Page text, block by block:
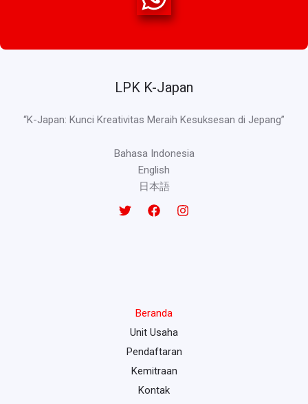
LPK K-Japan
“K-Japan: Kunci Kreativitas Meraih Kesuksesan di Jepang”
Bahasa Indonesia
English
日本語
Beranda
Unit Usaha
Pendaftaran
Kemitraan
Kontak